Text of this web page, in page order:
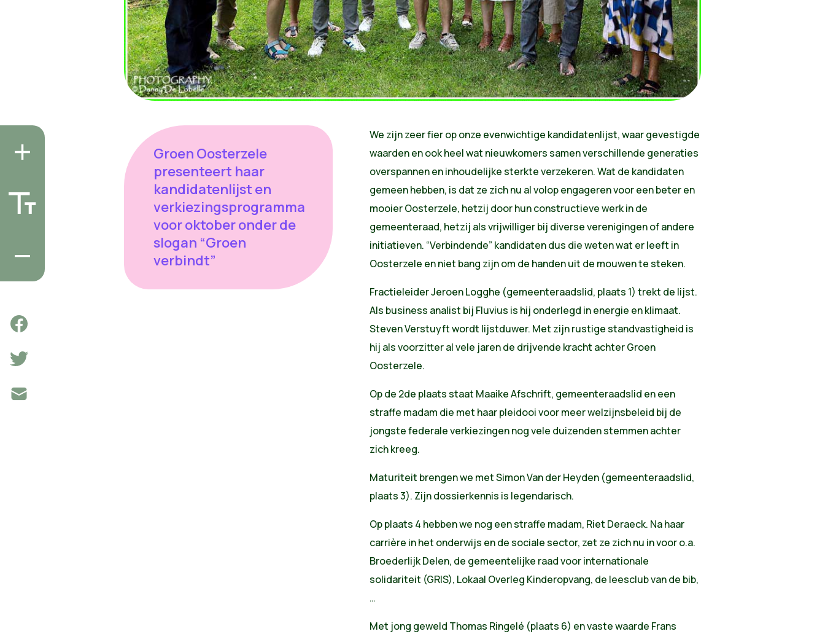
Groen Oosterzele
presenteert haar
kandidatenlijst en
verkiezingsprogramma
voor oktober onder de
slogan “Groen
verbindt”
We zijn zeer fier op onze evenwichtige kandidatenlijst, waar gevestigde
waarden en ook heel wat nieuwkomers samen verschillende generaties
overspannen en inhoudelijke sterkte verzekeren. Wat de kandidaten
gemeen hebben, is dat ze zich nu al volop engageren voor een beter en
mooier Oosterzele, hetzij door hun constructieve werk in de
gemeenteraad, hetzij als vrijwilliger bij diverse verenigingen of andere
initiatieven. “Verbindende” kandidaten dus die weten wat er leeft in
Oosterzele en niet bang zijn om de handen uit de mouwen te steken.
Fractieleider Jeroen Logghe (gemeenteraadslid, plaats 1) trekt de lijst.
Als business analist bij Fluvius is hij onderlegd in energie en klimaat.
Steven Verstuyft wordt lijstduwer. Met zijn rustige standvastigheid is
hij als voorzitter al vele jaren de drijvende kracht achter Groen
Oosterzele.
Op de 2de plaats staat Maaike Afschrift, gemeenteraadslid en een
straffe madam die met haar pleidooi voor meer welzijnsbeleid bij de
jongste federale verkiezingen nog vele duizenden stemmen achter
zich kreeg.
Maturiteit brengen we met Simon Van der Heyden (gemeenteraadslid,
plaats 3). Zijn dossierkennis is legendarisch.
Op plaats 4 hebben we nog een straffe madam, Riet Deraeck. Na haar
carrière in het onderwijs en de sociale sector, zet ze zich nu in voor o.a.
Broederlijk Delen, de gemeentelijke raad voor internationale
solidariteit (GRIS), Lokaal Overleg Kinderopvang, de leesclub van de bib,
…
Met jong geweld Thomas Ringelé (plaats 6) en vaste waarde Frans